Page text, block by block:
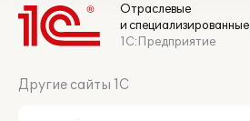
Отраслевые
и
1С:Предприятие
Другие сайты 1С